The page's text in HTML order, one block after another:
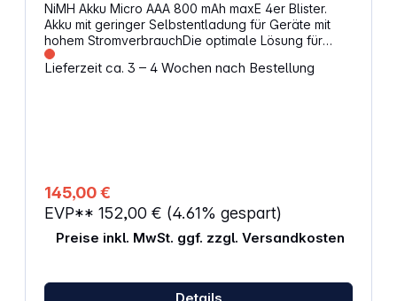
NiMH Akku Micro AAA 800 mAh maxE 4er Blister.
Akku mit geringer Selbstentladung für Geräte mit
hohem StromverbrauchDie optimale Lösung für
anspruchsvolle Anwender: Die Akkus haben eine
hohe Kapazität und trotzdem eine sehr geringe
Akkus werden hohen Anforderungen an Sicherheit
und Langlebigkeit gerecht. Durch ihre
Zyklenfestigkeit sind die NiMH-Zellen bis zu
1000mal wiederaufladbar. SchnelladefähigDie
Akkus lassen sich mit einem hohen Ladestrom
sind. Großer Temperatur-EinsatzbereichDie Akkus
sind bei Temperaturen von -20°C bis +50°C
Lieferzeit ca. 3 – 4 Wochen nach Bestellung
145,00 €
EVP** 152,00 € (4.61% gespart)
Preise inkl. MwSt. ggf. zzgl. Versandkosten
Details